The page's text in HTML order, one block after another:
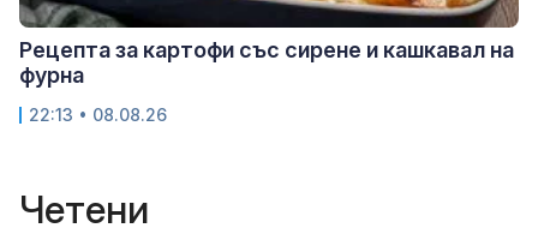
Рецепта за картофи със сирене и кашкавал на
фурна
22:13 • 08.08.26
Четени